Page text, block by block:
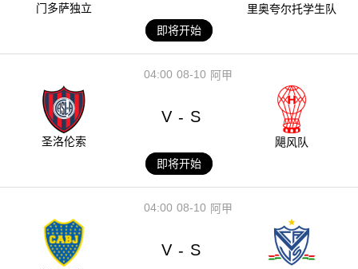
门多萨独立
里奥夸尔托学生队
即将开始
08-10
04:00 阿甲
圣洛伦索
V - S
飓风队
即将开始
08-10
04:00 阿甲
V - S